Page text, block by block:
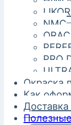
NMC
PRO
Окраска
Как